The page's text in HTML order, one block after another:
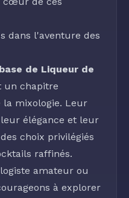
dans l'aventure des
de Liqueur de
un chapitre
mixologie. Leur
élégance et leur
choix privilégiés
raffinés.
amateur ou
à explorer